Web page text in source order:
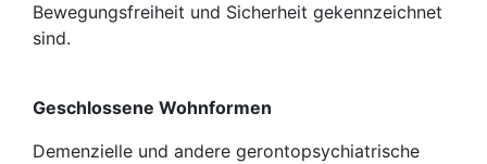
Bewegungsfreiheit und Sicherheit gekennzeichnet
sind.
Geschlossene Wohnformen
Demenzielle und andere gerontopsychiatrische